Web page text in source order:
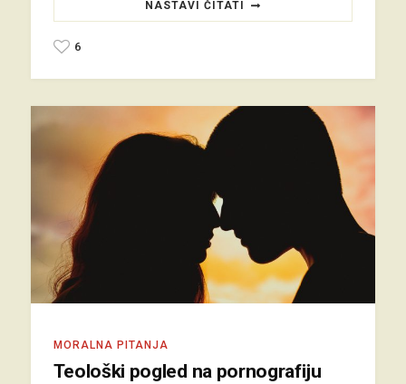
NASTAVI ČITATI
6
MORALNA PITANJA
Teološki pogled na pornografiju